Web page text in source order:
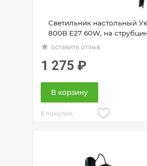
Светильник настольный
800B E27 60W, на
grade оставить отзыв
1 275 ₽
В корзину
8 покупок